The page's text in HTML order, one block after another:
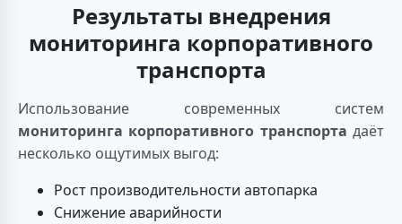
Результаты внедрения
мониторинга корпоративного
транспорта
Использование современных систем
мониторинга корпоративного транспорта даёт
несколько ощутимых выгод:
Рост производительности автопарка
Снижение аварийности